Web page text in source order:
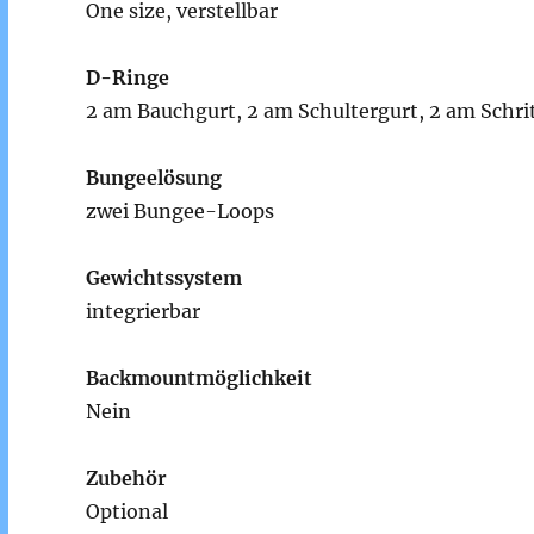
One size, verstellbar
D-Ringe
2 am Bauchgurt, 2 am Schultergurt, 2 am
Bungeelösung
zwei Bungee-Loops
Gewichtssystem
integrierbar
Backmountmöglichkeit
Nein
Zubehör
Optional